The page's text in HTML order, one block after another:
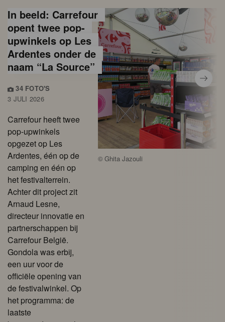
In beeld: Carrefour
opent twee pop-
upwinkels op Les
Ardentes onder de
naam “La Source”
34 FOTO'S
3 JULI 2026
Carrefour heeft twee
pop-upwinkels
opgezet op Les
Ardentes, één op de
camping en één op
het festivalterrein.
Achter dit project zit
Arnaud Lesne,
directeur innovatie en
partnerschappen bij
Carrefour België.
Gondola was erbij,
een uur voor de
officiële opening van
de festivalwinkel. Op
het programma: de
laatste
©Ghita Jazouli